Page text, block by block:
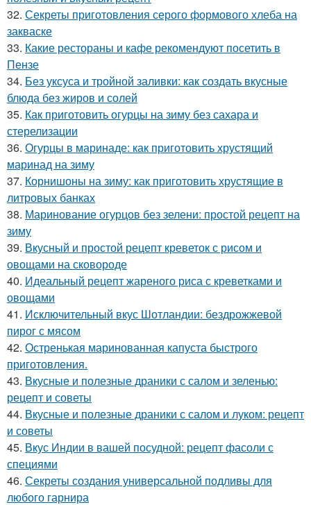
32. Секреты приготовления серого формового хлеба на
закваске
33. Какие рестораны и кафе рекомендуют посетить в
Пензе
34. Без уксуса и тройной заливки: как создать вкусные
блюда без жиров и солей
35. Как приготовить огурцы на зиму без сахара и
стерелизации
36. Огурцы в маринаде: как приготовить хрустящий
маринад на зиму
37. Корнишоны на зиму: как приготовить хрустящие в
литровых банках
38. Маринование огурцов без зелени: простой рецепт на
зиму
39. Вкусный и простой рецепт креветок с рисом и
овощами на сковороде
40. Идеальный рецепт жареного риса с креветками и
овощами
41. Исключительный вкус Шотландии: бездрожжевой
пирог с мясом
42. Остренькая маринованная капуста быстрого
приготовления.
43. Вкусные и полезные драники с салом и зеленью:
рецепт и советы
44. Вкусные и полезные драники с салом и луком: рецепт
и советы
45. Вкус Индии в вашей посудной: рецепт фасоли с
специями
46. Секреты создания универсальной подливы для
любого гарнира